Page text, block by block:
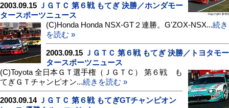
2003.09.15 ＪＧＴＣ 第６戦 もてぎ 決勝／ホンダモー
タースポーツニュース
(C)Honda Honda NSX-GT２連勝。G'ZOX-NSX...続き
を読む »
2003.09.15 ＪＧＴＣ 第６戦 もてぎ 決勝／トヨタモー
タースポーツニュース
(C)Toyota 全日本ＧＴ選手権（ＪＧＴＣ） 第６戦 も
てぎＧＴチャンピオン...続きを読む »
2003.09.14 ＪＧＴＣ 第６戦 もてぎGTチャンピオン